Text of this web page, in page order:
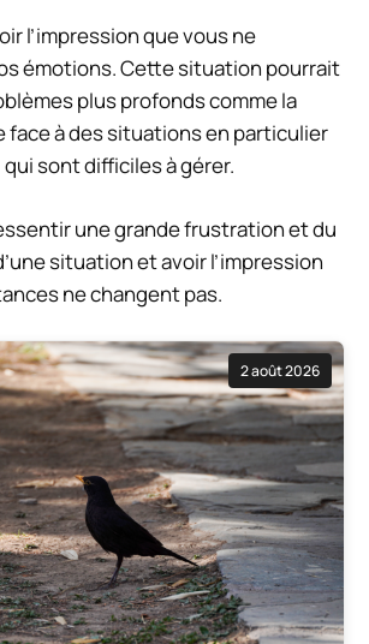
l’impression que vous ne
émotions. Cette situation pourrait
plus profonds comme la
face à des situations en particulier
sont difficiles à gérer.
une grande frustration et du
situation et avoir l’impression
ne changent pas.
2 août 2026